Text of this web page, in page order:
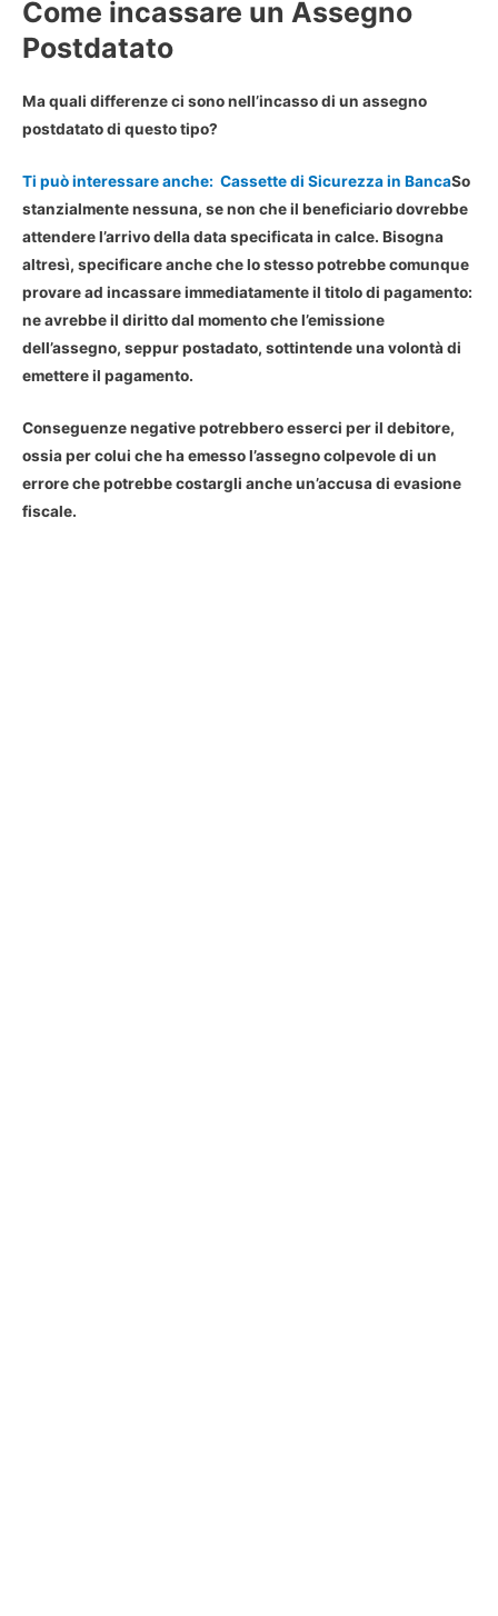
Come incassare un Assegno
Postdatato
Ma quali differenze ci sono nell’incasso di un assegno
postdatatodi questo tipo?
Ti può interessare anche: Cassette di Sicurezza in BancaSo
stanzialmente nessuna, se non che il beneficiario dovrebbe
attendere l’arrivo della data specificata in calce. Bisogna
altresì, specificare anche che lo stesso potrebbe comunque
provare ad incassare immediatamente il titolo di pagamento:
ne avrebbe il diritto dal momento che l’emissione
dell’assegno, seppur postadato, sottintende una volontà di
emettere il pagamento.
Conseguenze negative potrebbero esserci per il debitore,
ossia per colui che ha emesso l’assegno colpevole di un
errore che potrebbe costargli anche un’accusa di evasione
fiscale.